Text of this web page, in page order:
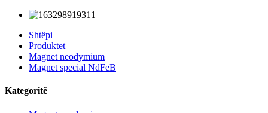
Shtëpi
Produktet
Magnet neodymium
Magnet special NdFeB
Kategoritë